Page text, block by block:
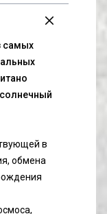
самых
в
обмена